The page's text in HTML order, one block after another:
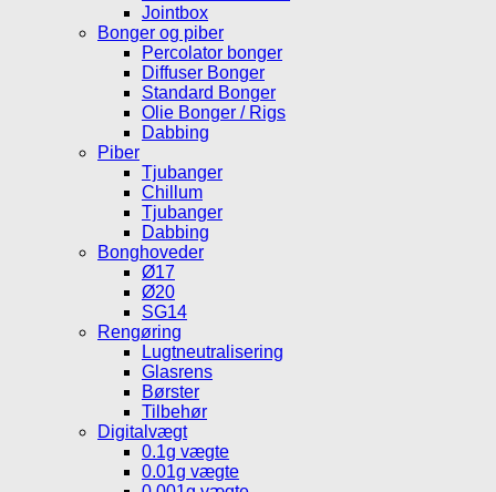
Jointbox
Bonger og piber
Percolator bonger
Diffuser Bonger
Standard Bonger
Olie Bonger / Rigs
Dabbing
Piber
Tjubanger
Chillum
Tjubanger
Dabbing
Bonghoveder
Ø17
Ø20
SG14
Rengøring
Lugtneutralisering
Glasrens
Børster
Tilbehør
Digitalvægt
0.1g vægte
0.01g vægte